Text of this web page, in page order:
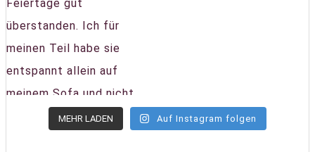
MEHR LADEN Auf Instagram folgen